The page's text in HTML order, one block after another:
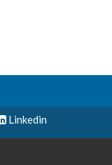
Linkedin